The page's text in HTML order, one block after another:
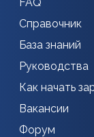
Справочник
База знаний
Руководства
Как начать
Вакансии
Форум